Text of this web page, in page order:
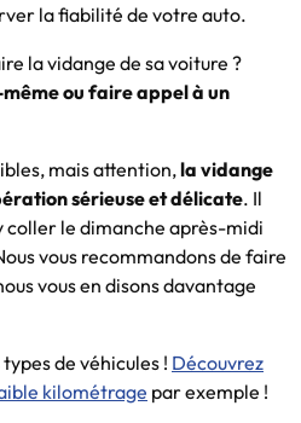
la fiabilité de votre auto.
la vidange de sa voiture ?
ou faire appel à un
mais attention,la vidange
sérieuse et délicate. Il
coller le dimanche après-midi
vous recommandons de faire
vous en disons davantage
de véhicules ! Découvrez
kilométrage par exemple !